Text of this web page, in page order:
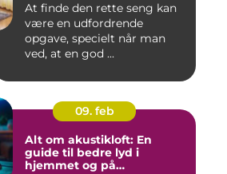
At finde den rette seng kan
være en udfordrende
opgave, specielt når man
ved, at en god ...
09. feb
Alt om akustikloft: En
guide til bedre lyd i
hjemmet og på